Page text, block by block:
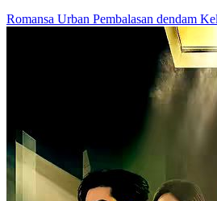
Romansa Urban Pembalasan dendam